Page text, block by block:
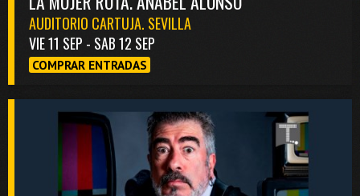
AUDITORIO CARTUJA. SEVILLA
VIE 11 SEP - SAB 12 SEP
COMPRAR ENTRADAS